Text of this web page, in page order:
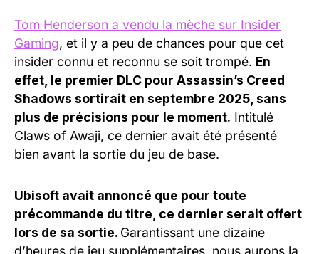
Tom Henderson a vendu la mèche sur Insider
Gaming, et il y a peu de chances pour que cet
insider connu et reconnu se soit trompé. En
effet, le premier DLC pour Assassin’s Creed
Shadows sortirait en septembre 2025, sans
plus de précisions pour le moment. Intitulé
Claws of Awaji, ce dernier avait été présenté
bien avant la sortie du jeu de base.
Ubisoft avait annoncé que pour toute
précommande du titre, ce dernier serait offert
lors de sa sortie. Garantissant une dizaine
d’heures de jeu supplémentaires, nous aurons la